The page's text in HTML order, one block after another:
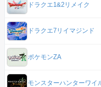
ドラクエ1&2リメイク
ドラクエ7リイマジンド
ポケモンZA
モンスターハンターワイ